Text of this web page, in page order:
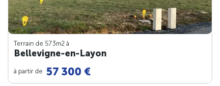
Terrain de 573m2 à
Bellevigne-en-Layon
à partir de 57 300 €